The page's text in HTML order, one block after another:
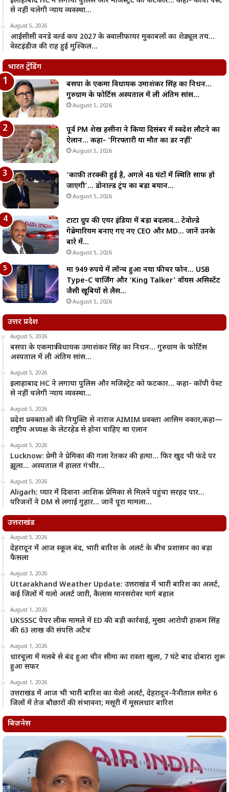
से नहीं चलेगी न्याय व्यवस्था…
August 5, 2026
आईसीसी वनडे वर्ल्ड कप 2027 के क्वालीफायर मुकाबलों का शेड्यूल तय…
वेस्टइंडीज की राह हुई मुश्किल…
भारत ट्रेंडिंग
बसपा के एकमात्र विधायक उमाशंकर सिंह का निधन…
गुरुग्राम के फोर्टिस अस्पताल में ली अंतिम सांस…
August 5, 2026
पूर्व PM शेख हसीना ने किया दिसंबर में स्वदेश लौटने का
ऐलान… कहा- ‘गिरफ्तारी या मौत का डर नहीं’
August 5, 2026
‘काफ़ी तरक्की हुई है, अगले 48 घंटों में स्थिति साफ हो
जाएगी’… डोनाल्ड ट्रंप का बड़ा बयान…
August 5, 2026
टाटा ग्रुप की एयर इंडिया में बड़ा बदलाव… टेवोल्डे
गेब्रेमारियम बनाए गए नए CEO और MD… जानें उनके
बारे में…
August 5, 2026
मात्र 949 रुपये में लॉन्च हुआ नया फीचर फोन… USB
Type-C चार्जिंग और ‘King Talker’ वॉयस असिस्टेंट
जैसी खूबियों से लैस…
August 5, 2026
उत्तर प्रदेश
August 5, 2026
बसपा के एकमात्र विधायक उमाशंकर सिंह का निधन… गुरुग्राम के फोर्टिस
अस्पताल में ली अंतिम सांस…
August 5, 2026
इलाहाबाद HC ने लगाया पुलिस और मजिस्ट्रेट को फटकार… कहा- कॉपी पेस्ट
से नहीं चलेगी न्याय व्यवस्था…
August 5, 2026
प्रदेश प्रवक्ताओं की नियुक्ति से नाराज AIMIM प्रवक्ता आसिम वकार,कहा—
राष्ट्रीय अध्यक्ष के लेटरहेड से होना चाहिए था एलान
August 5, 2026
Lucknow: प्रेमी ने प्रेमिका की गला रेतकर की हत्या… फिर खुद भी फंदे पर
झूला… अस्पताल में हालत गंभीर…
August 5, 2026
Aligarh: प्यार में दिवाना आशिक प्रेमिका से मिलने पहुंचा सरहद पार…
परिजनों ने DM से लगाई गुहार… जानें पूरा मामला…
उत्तराखंड
August 5, 2026
देहरादून में आज स्कूल बंद, भारी बारिश के अलर्ट के बीच प्रशासन का बड़ा
फैसला
August 3, 2026
Uttarakhand Weather Update: उत्तराखंड में भारी बारिश का अलर्ट,
कई जिलों में यलो अलर्ट जारी, कैलास मानसरोवर मार्ग बहाल
August 1, 2026
UKSSSC पेपर लीक मामले में ED की बड़ी कार्रवाई, मुख्य आरोपी हाकम सिंह
की 63 लाख की संपत्ति अटैच
August 1, 2026
धारचूला में मलबे से बंद हुआ चीन सीमा का रास्ता खुला, 7 घंटे बाद दोबारा शुरू
हुआ सफर
August 1, 2026
उत्तराखंड में आज भी भारी बारिश का येलो अलर्ट, देहरादून-नैनीताल समेत 6
जिलों में तेज बौछारों की संभावना; मसूरी में मूसलधार बारिश
बिज़नेस